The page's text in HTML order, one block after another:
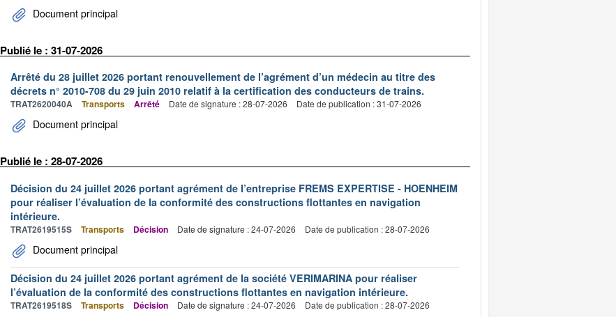
Document principal
Publié le : 31-07-2026
Arrêté du 28 juillet 2026 portant renouvellement de l’agrément d’un médecin au titre des
décrets n° 2010-708 du 29 juin 2010 relatif à la certification des conducteurs de trains.
TRAT2620040A Transports Arrêté Date de signature : 28-07-2026 Date de publication : 31-07-2026
Document principal
Publié le : 28-07-2026
Décision du 24 juillet 2026 portant agrément de l’entreprise FREMS EXPERTISE - HOENHEIM
pour réaliser l’évaluation de la conformité des constructions flottantes en navigation
intérieure.
TRAT2619515S Transports Décision Date de signature : 24-07-2026 Date de publication : 28-07-2026
Document principal
Décision du 24 juillet 2026 portant agrément de la société VERIMARINA pour réaliser
l’évaluation de la conformité des constructions flottantes en navigation intérieure.
TRAT2619518S Transports Décision Date de signature : 24-07-2026 Date de publication : 28-07-2026